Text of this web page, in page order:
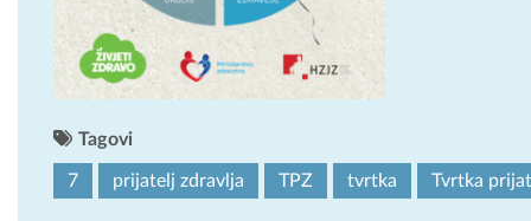
Tagovi
7 prijatelj zdravlja TPZ tvrtka Tvrtka